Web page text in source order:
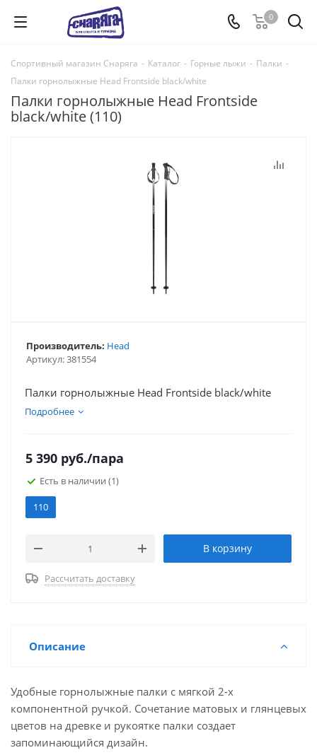
0
Спортивный магазин Снаряга - Каталог - Горные лыжи - Палки -
Палки горнолыжные Head Frontside black/white
Палки горнолыжные Head Frontside
black/white (110)
Артикул:381554
Производитель: Head
Палки горнолыжные Head Frontside black/white
Подробнее
5 390 руб./пара
Есть в наличии (1)
110
В корзину
Рассчитать доставку
Описание
Удобные горнолыжные палки с мягкой 2-х
компонентной ручкой. Сочетание матовых и глянцевых
цветов на древке и рукоятке палки создает
запоминающийся дизайн.